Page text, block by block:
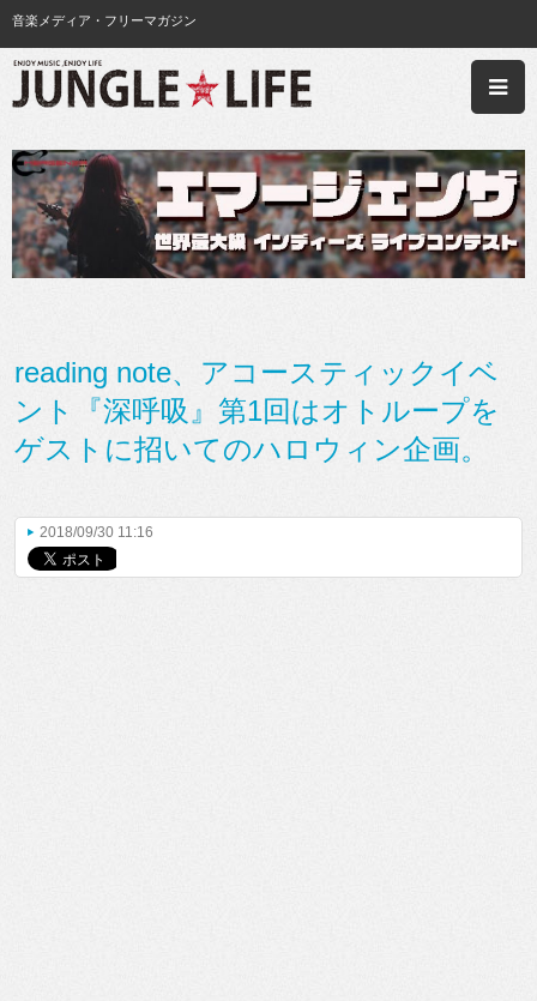
音楽メディア・フリーマガジン
reading note、アコースティックイベ
ント『深呼吸』第1回はオトループを
ゲストに招いてのハロウィン企画。
2018/09/30 11:16